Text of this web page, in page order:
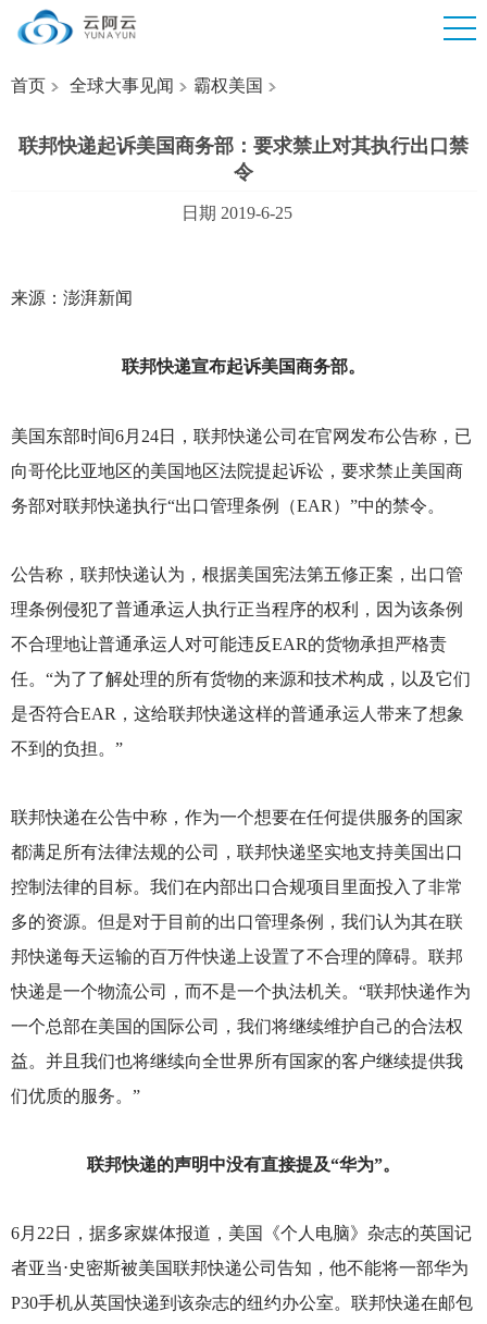
首页 全球大事见闻 霸权美国
联邦快递起诉美国商务部：要求禁止对其执行出口禁
令
日期 2019-6-25
来源：澎湃新闻
联邦快递宣布起诉美国商务部。
美国东部时间6月24日，联邦快递公司在官网发布公告称，已
向哥伦比亚地区的美国地区法院提起诉讼，要求禁止美国商
务部对联邦快递执行“出口管理条例（EAR）”中的禁令。
公告称，联邦快递认为，根据美国宪法第五修正案，出口管
理条例侵犯了普通承运人执行正当程序的权利，因为该条例
不合理地让普通承运人对可能违反EAR的货物承担严格责
任。“为了了解处理的所有货物的来源和技术构成，以及它们
是否符合EAR，这给联邦快递这样的普通承运人带来了想象
不到的负担。”
联邦快递在公告中称，作为一个想要在任何提供服务的国家
都满足所有法律法规的公司，联邦快递坚实地支持美国出口
控制法律的目标。我们在内部出口合规项目里面投入了非常
多的资源。但是对于目前的出口管理条例，我们认为其在联
邦快递每天运输的百万件快递上设置了不合理的障碍。联邦
快递是一个物流公司，而不是一个执法机关。“联邦快递作为
一个总部在美国的国际公司，我们将继续维护自己的合法权
益。并且我们也将继续向全世界所有国家的客户继续提供我
们优质的服务。”
联邦快递的声明中没有直接提及“华为”。
6月22日，据多家媒体报道，美国《个人电脑》杂志的英国记
者亚当⋅史密斯被美国联邦快递公司告知，他不能将一部华为
P30手机从英国快递到该杂志的纽约办公室。联邦快递在邮包